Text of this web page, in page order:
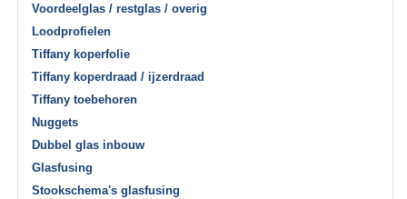
Voordeelglas / restglas / overig
Loodprofielen
Tiffany koperfolie
Tiffany koperdraad / ijzerdraad
Tiffany toebehoren
Nuggets
Dubbel glas inbouw
Glasfusing
Stookschema's glasfusing